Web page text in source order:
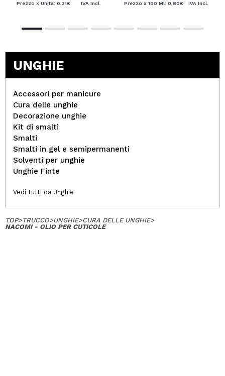
Prezzo x Unità: 0,31€ IVA Incl. Prezzo x 100 Ml: 0,80€ IVA Incl.
UNGHIE
Accessori per manicure
Cura delle unghie
Decorazione unghie
Kit di smalti
Smalti
Smalti in gel e semipermanenti
Solventi per unghie
Unghie Finte
Vedi tutti da Unghie
TOP>TRUCCO>UNGHIE>CURA DELLE UNGHIE>
NACOMI - OLIO PER CUTICOLE